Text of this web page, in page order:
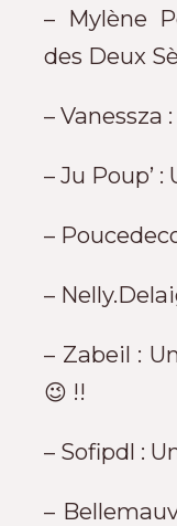
– Mylène
des Deux
– Vanessza
– Ju Poup’
–
–
– Zabeil :
😉 !!
– Sofipdl :
–